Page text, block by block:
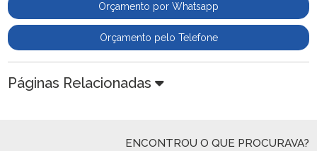
Orçamento por Whatsapp
Orçamento pelo Telefone
Páginas Relacionadas
ENCONTROU O QUE PROCURAVA?